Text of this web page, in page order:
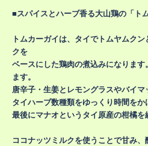
■スパイスとハーブ香る大山鶏の「ト
トムカーガイは、タイでトムヤムク
クを
ベースにした鶏肉の煮込みになりま
ます。
唐辛子・生姜とレモングラスやバイ
タイハーブ数種類をゆっくり時間をか
最後にマナオというタイ原産の柑橘を
ココナッツミルクを使うことで甘み